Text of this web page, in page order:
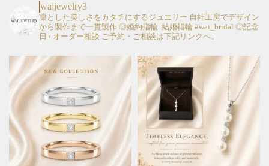
waijewelry3
凛とした美しさをカタチにするジュエリー 自社工房でデザイン
から製作まで一貫製作 ◎婚約指輪. 結婚指輪 #wai_bridal ◎記念
日 / オーダー相談 ご予約・ご相談は下記リンクへ↓